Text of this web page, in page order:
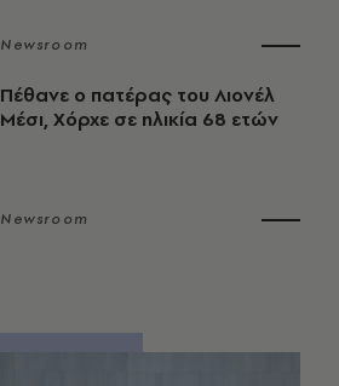
Newsroom
Πέθανε ο πατέρας του Λιονέλ
Μέσι, Χόρχε σε ηλικία 68 ετών
Newsroom